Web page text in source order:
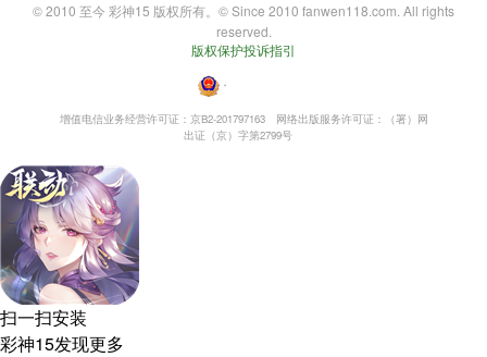
© 2010 至今 彩神15 版权所有。© Since 2010 fanwen118.com. All rights
reserved.
版权保护投诉指引
・
增值电信业务经营许可证：京B2-201797163
网络出版服务许可证：（署）网
出证（京）字第2799号
扫一扫安装
彩神15发现更多